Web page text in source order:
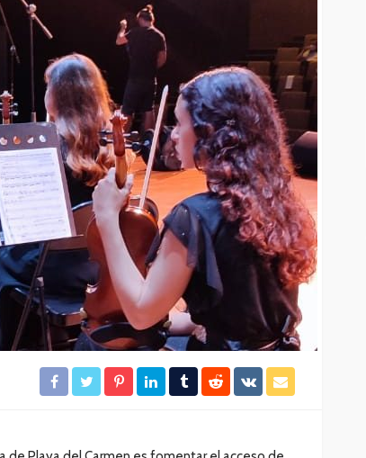
y
35
CANCÚN DESTACADAS
Quintana Roo supera las 140
mil habitaciones de hotel
Redacción 22 horas ago